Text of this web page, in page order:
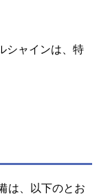
シャインは、特
は、以下のとお